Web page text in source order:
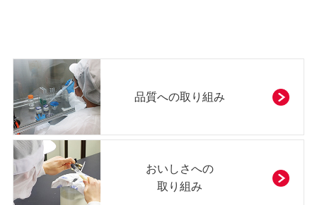
品質への取り組み
おいしさへの
取り組み